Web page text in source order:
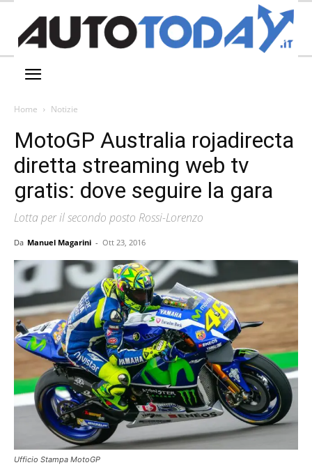
Home Notizie
MotoGP Australia rojadirecta
diretta streaming web tv
gratis: dove seguire la gara
Lotta per il secondo posto Rossi-Lorenzo
Da Manuel Magarini - Ott 23, 2016
Ufficio Stampa MotoGP